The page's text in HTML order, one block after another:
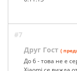
#7
Друг Гост (
До 6 - това не е